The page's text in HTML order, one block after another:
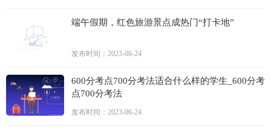
端午假期，红色旅游景点成热门“打卡地”
发布时间：2023-06-24
600分考点700分考法适合什么样的学生_600分考
点700分考法
发布时间：2023-06-24